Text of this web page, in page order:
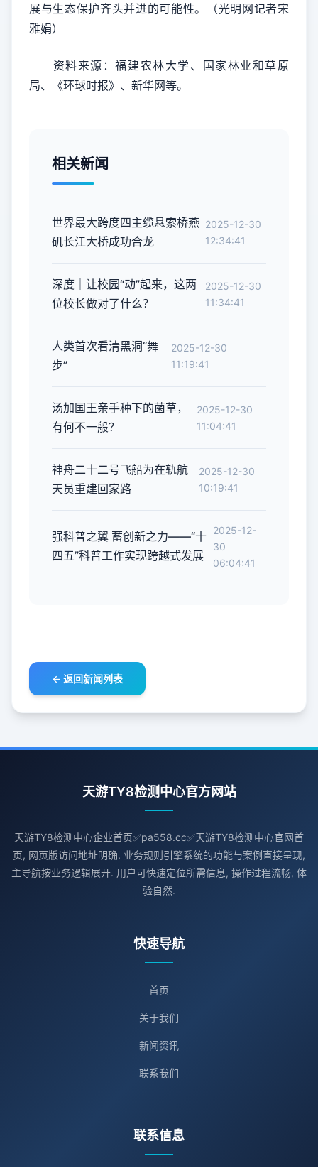
展与生态保护齐头并进的可能性。（光明网记者宋
雅娟）
资料来源：福建农林大学、国家林业和草原
局、《环球时报》、新华网等。
相关新闻
世界最大跨度四主缆悬索桥燕
矶长江大桥成功合龙
2025-12-30
12:34:41
深度｜让校园“动”起来，这两
位校长做对了什么？
2025-12-30
11:34:41
人类首次看清黑洞“舞
步”
2025-12-30
11:19:41
汤加国王亲手种下的菌草，
有何不一般？
2025-12-30
11:04:41
神舟二十二号飞船为在轨航
天员重建回家路
2025-12-30
10:19:41
强科普之翼 蓄创新之力——“十
四五”科普工作实现跨越式发展
2025-12-
30
06:04:41
← 返回新闻列表
天游TY8检测中心官方网站
天游TY8检测中心企业首页✅pa558.cc✅天游TY8检测中心官网首
页, 网页版访问地址明确. 业务规则引擎系统的功能与案例直接呈现,
主导航按业务逻辑展开. 用户可快速定位所需信息, 操作过程流畅, 体
验自然.
快速导航
首页
关于我们
新闻资讯
联系我们
联系信息